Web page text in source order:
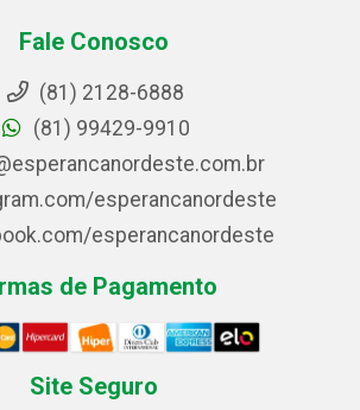
Fale Conosco
(81) 2128-6888
(81) 99429-9910
esperancanordeste
esperancanordeste
de Pagamento
Site Seguro